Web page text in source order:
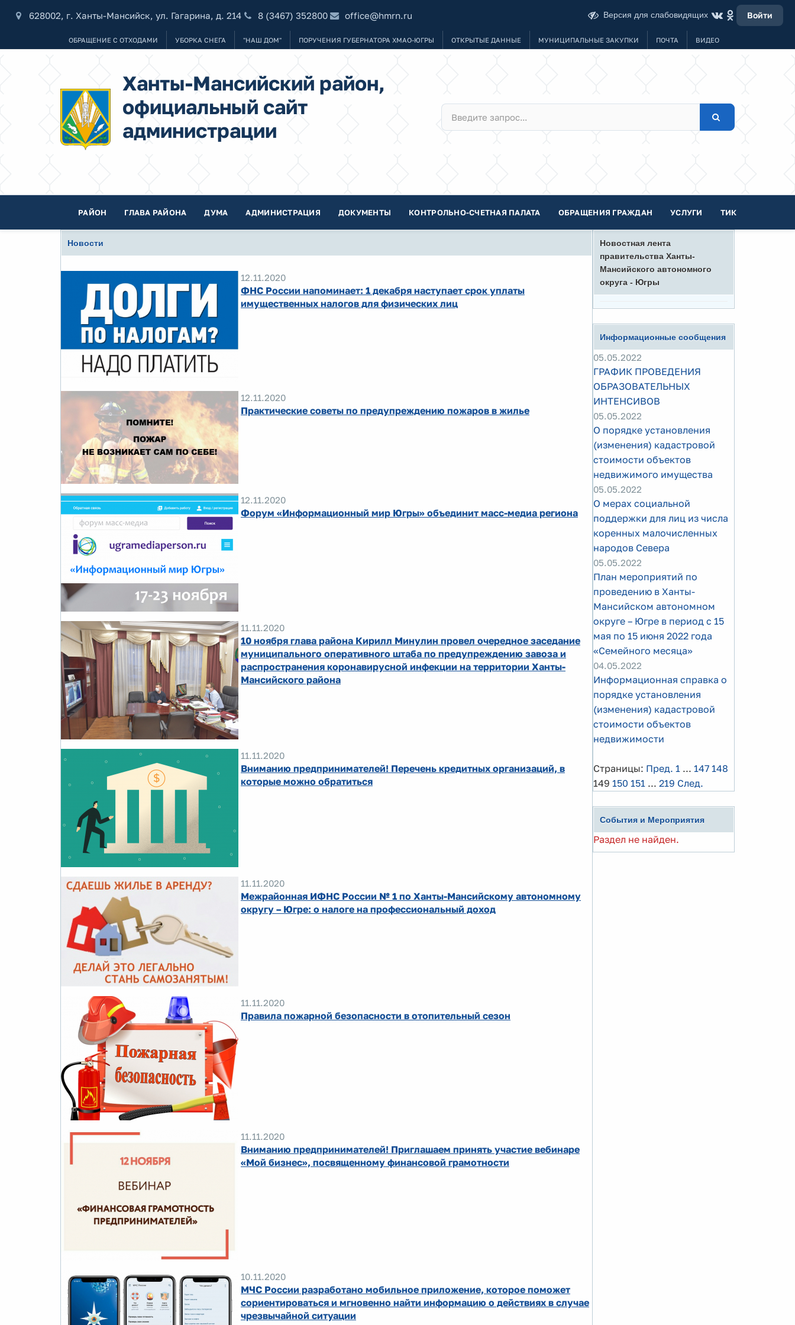
628002, г. Ханты-Мансийск, ул. Гагарина, д. 214 8 (3467) 352800 office@hmrn.ru Версия для слабовидящих Войти
ОБРАЩЕНИЕ С ОТХОДАМИ УБОРКА СНЕГА "НАШ ДОМ" ПОРУЧЕНИЯ ГУБЕРНАТОРА ХМАО-ЮГРЫ ОТКРЫТЫЕ ДАННЫЕ МУНИЦИПАЛЬНЫЕ ЗАКУПКИ ПОЧТА ВИДЕО
Ханты-Мансийский район,
официальный сайт
администрации
РАЙОН ГЛАВА РАЙОНА ДУМА АДМИНИСТРАЦИЯ ДОКУМЕНТЫ КОНТРОЛЬНО-СЧЕТНАЯ ПАЛАТА ОБРАЩЕНИЯ ГРАЖДАН УСЛУГИ ТИК
Новости
12.11.2020
ФНС России напоминает: 1 декабря наступает срок уплаты
имущественных налогов для физических лиц
12.11.2020
Практические советы по предупреждению пожаров в жилье
12.11.2020
Форум «Информационный мир Югры» объединит масс-медиа региона
11.11.2020
10 ноября глава района Кирилл Минулин провел очередное заседание
муниципального оперативного штаба по предупреждению завоза и
распространения коронавирусной инфекции на территории Ханты-
Мансийского района
11.11.2020
Вниманию предпринимателей! Перечень кредитных организаций, в
которые можно обратиться
11.11.2020
Межрайонная ИФНС России № 1 по Ханты-Мансийскому автономному
округу – Югре: о налоге на профессиональный доход
11.11.2020
Правила пожарной безопасности в отопительный сезон
11.11.2020
Вниманию предпринимателей! Приглашаем принять участие вебинаре
«Мой бизнес», посвященному финансовой грамотности
10.11.2020
МЧС России разработано мобильное приложение, которое поможет
сориентироваться и мгновенно найти информацию о действиях в случае
чрезвычайной ситуации
Новостная лента
правительства Ханты-
Мансийского автономного
округа - Югры
Информационные сообщения
05.05.2022
ГРАФИК ПРОВЕДЕНИЯ
ОБРАЗОВАТЕЛЬНЫХ
ИНТЕНСИВОВ
05.05.2022
О порядке установления
(изменения) кадастровой
стоимости объектов
недвижимого имущества
05.05.2022
О мерах социальной
поддержки для лиц из числа
коренных малочисленных
народов Севера
05.05.2022
План мероприятий по
проведению в Ханты-
Мансийском автономном
округе – Югре в период с 15
мая по 15 июня 2022 года
«Семейного месяца»
04.05.2022
Информационная справка о
порядке установления
(изменения) кадастровой
стоимости объектов
недвижимости
Страницы: Пред. 1 ... 147 148
149 150 151 ... 219 След.
События и Мероприятия
Раздел не найден.